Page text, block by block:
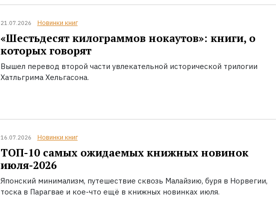
21.07.2026 Новинки книг
«Шестьдесят килограммов нокаутов»: книги, о
которых говорят
Вышел перевод второй части увлекательной исторической трилогии
Хатльгрима Хельгасона.
16.07.2026 Новинки книг
ТОП-10 самых ожидаемых книжных новинок
июля-2026
Японский минимализм, путешествие сквозь Малайзию, буря в Норвегии,
тоска в Парагвае и кое-что ещё в книжных новинках июля.